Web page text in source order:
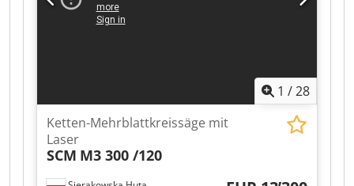
Integrierter Palettenwechsler mit 559 x 368 mm
großen Paletten mit T-Nuten Maschinenteile auf
1 /28
Ketten-Mehrblattkreissäge mit
Laser
SCM M3 300 /120